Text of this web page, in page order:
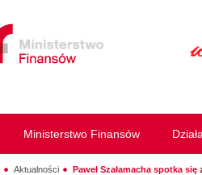
Ministerstwo Finansów
Aktualności Paweł Szałamacha spotka się